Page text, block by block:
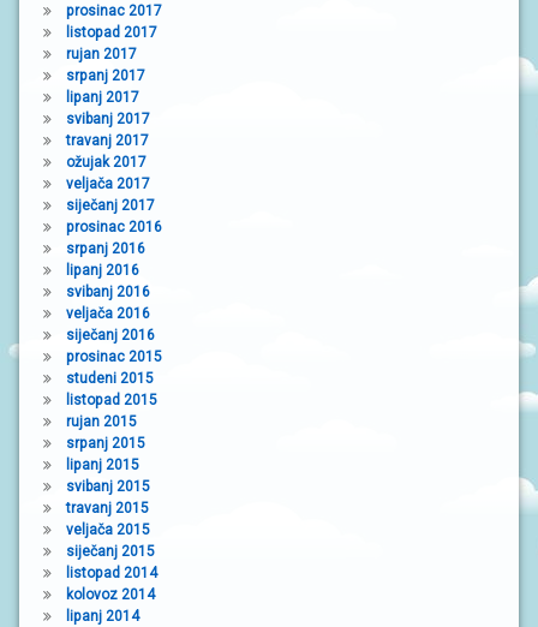
prosinac 2017
listopad 2017
rujan 2017
srpanj 2017
lipanj 2017
svibanj 2017
travanj 2017
ožujak 2017
veljača 2017
siječanj 2017
prosinac 2016
srpanj 2016
lipanj 2016
svibanj 2016
veljača 2016
siječanj 2016
prosinac 2015
studeni 2015
listopad 2015
rujan 2015
srpanj 2015
lipanj 2015
svibanj 2015
travanj 2015
veljača 2015
siječanj 2015
listopad 2014
kolovoz 2014
lipanj 2014